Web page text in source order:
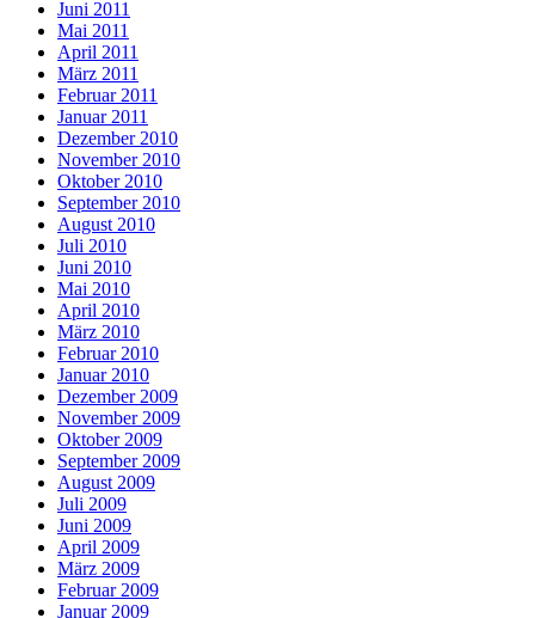
Juni 2011
Mai 2011
April 2011
März 2011
Februar 2011
Januar 2011
Dezember 2010
November 2010
Oktober 2010
September 2010
August 2010
Juli 2010
Juni 2010
Mai 2010
April 2010
März 2010
Februar 2010
Januar 2010
Dezember 2009
November 2009
Oktober 2009
September 2009
August 2009
Juli 2009
Juni 2009
April 2009
März 2009
Februar 2009
Januar 2009